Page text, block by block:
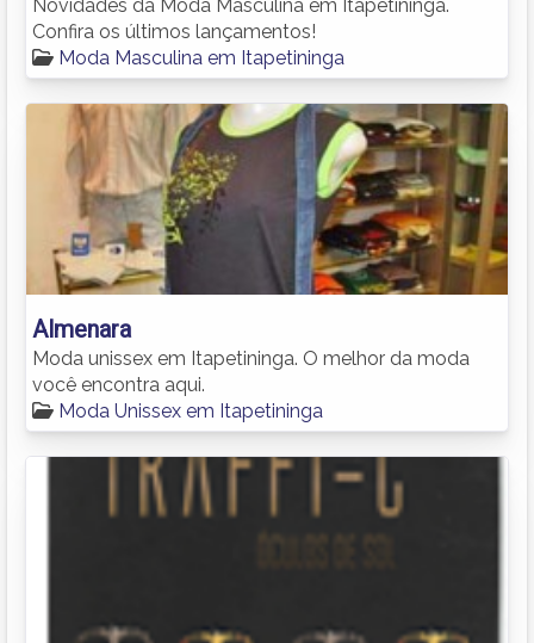
Novidades da Moda Masculina em Itapetininga.
Confira os últimos lançamentos!
Moda Masculina em Itapetininga
Almenara
Moda unissex em Itapetininga. O melhor da moda
você encontra aqui.
Moda Unissex em Itapetininga